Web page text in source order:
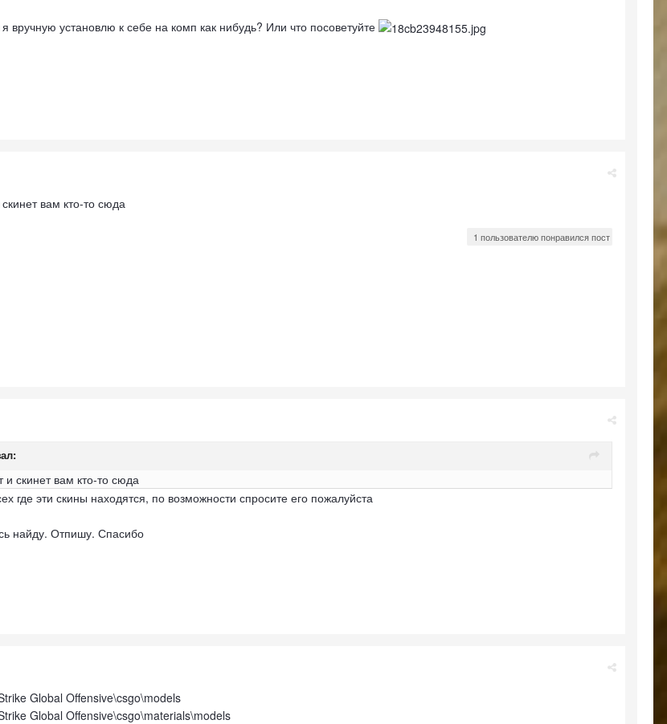
установлю к себе на комп как нибудь? Или что посоветуйте
вам кто-то сюда
1 пользователю понравился пост
скинет вам кто-то сюда
где эти скины находятся, по возможности спросите его пожалуйста
найду. Отпишу. Спасибо
Global Offensive\csgo\models
Global Offensive\csgo\materials\models